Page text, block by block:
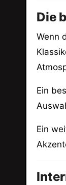
Die
Wenn
Ein
Ein